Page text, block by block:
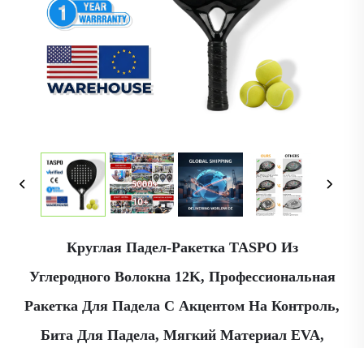
Круглая Падел-Ракетка TASPO Из
Углеродного Волокна 12K, Профессиональная
Ракетка Для Падела С Акцентом На Контроль,
Бита Для Падела, Мягкий Материал EVA,